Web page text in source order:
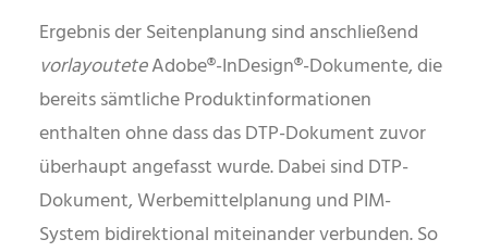
Ergebnis der Seitenplanung sind anschließend
vorlayouteteAdobe®-InDesign®-Dokumente, die
bereits sämtliche Produktinformationen
enthalten ohne dass das DTP-Dokument zuvor
überhaupt angefasst wurde. Dabei sind DTP-
Dokument, Werbemittelplanung und PIM-
System bidirektional miteinander verbunden. So